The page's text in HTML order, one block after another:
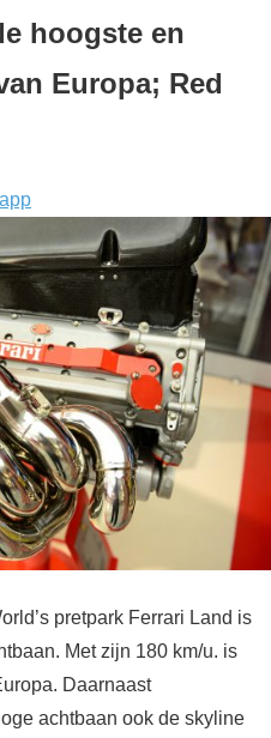
hoogste en
Europa; Red
pretpark Ferrari Land is
Met zijn 180 km/u. is
Daarnaast
achtbaan ook de skyline